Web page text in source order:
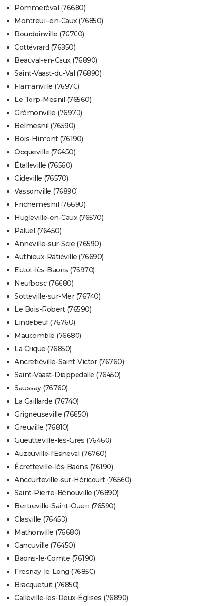
Pommeréval (76680)
Montreuil-en-Caux (76850)
Bourdainville (76760)
Cottévrard (76850)
Beauval-en-Caux (76890)
Saint-Vaast-du-Val (76890)
Flamanville (76970)
Le Torp-Mesnil (76560)
Grémonville (76970)
Belmesnil (76590)
Bois-Himont (76190)
Ocqueville (76450)
Étalleville (76560)
Cideville (76570)
Vassonville (76890)
Frichemesnil (76690)
Hugleville-en-Caux (76570)
Paluel (76450)
Anneville-sur-Scie (76590)
Authieux-Ratiéville (76690)
Ectot-lès-Baons (76970)
Neufbosc (76680)
Sotteville-sur-Mer (76740)
Le Bois-Robert (76590)
Lindebeuf (76760)
Maucomble (76680)
La Crique (76850)
Ancretiéville-Saint-Victor (76760)
Saint-Vaast-Dieppedalle (76450)
Saussay (76760)
La Gaillarde (76740)
Grigneuseville (76850)
Greuville (76810)
Gueutteville-les-Grès (76460)
Auzouville-l'Esneval (76760)
Écretteville-lès-Baons (76190)
Ancourteville-sur-Héricourt (76560)
Saint-Pierre-Bénouville (76890)
Bertreville-Saint-Ouen (76590)
Clasville (76450)
Mathonville (76680)
Canouville (76450)
Baons-le-Comte (76190)
Fresnay-le-Long (76850)
Bracquetuit (76850)
Calleville-les-Deux-Églises (76890)